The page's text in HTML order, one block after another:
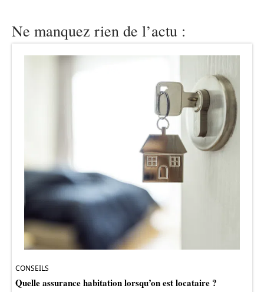
Ne manquez rien de l’actu :
CONSEILS
Quelle assurance habitation lorsqu’on est locataire ?